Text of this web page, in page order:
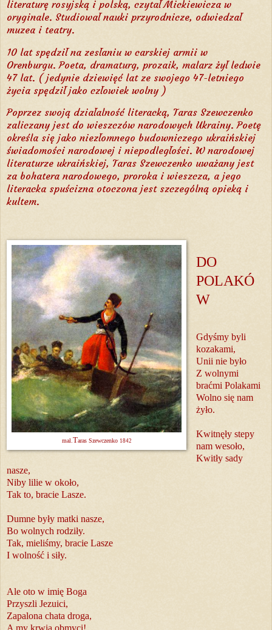
literaturę rosyjską i polską, czytał Mickiewicza w
oryginale. Studiował nauki przyrodnicze, odwiedzał
muzea i teatry.
10 lat spędził na zesłaniu w carskiej armii w
Orenburgu.Poeta, dramaturg, prozaik, malarz żył ledwie
47 lat. (jedynie dziewięć lat ze swojego 47-letniego
życia spędził jako człowiek wolny )
Poprzez swoją działalność literacką, Taras Szewczenko
zaliczany jest do wieszczów narodowych Ukrainy. Poetę
określa się jako niezłomnego budowniczego ukraińskiej
świadomości narodowej i niepodległości. W narodowej
literaturze ukraińskiej, Taras Szewczenko uważany jest
za bohatera narodowego, proroka i wieszcza, a jego
literacka spuścizna otoczona jest szczególną opieką i
kultem.
mal. Taras Szewczenko 1842
DO
POLAKÓ
W
Gdyśmy byli
kozakami,
Unii nie było
Z wolnymi
braćmi Polakami
Wolno się nam
żyło.
Kwitnęły stepy
nam wesoło,
Kwitły sady
nasze,
Niby lilie w około,
Tak to, bracie Lasze.
Dumne były matki nasze,
Bo wolnych rodziły.
Tak, mieliśmy, bracie Lasze
I wolność i siły.
Ale oto w imię Boga
Przyszli Jezuici,
Zapalona chata droga,
A my krwią obmyci!